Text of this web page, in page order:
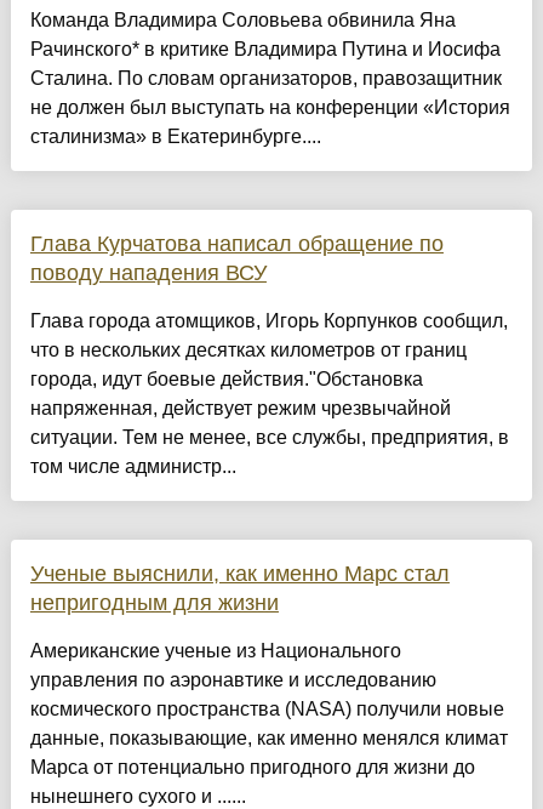
Команда Владимира Соловьева обвинила Яна
Рачинского* в критике Владимира Путина и Иосифа
Сталина. По словам организаторов, правозащитник
не должен был выступать на конференции «История
сталинизма» в Екатеринбурге....
Глава Курчатова написал обращение по
поводу нападения ВСУ
Глава города атомщиков, Игорь Корпунков сообщил,
что в нескольких десятках километров от границ
города, идут боевые действия."Обстановка
напряженная, действует режим чрезвычайной
ситуации. Тем не менее, все службы, предприятия, в
том числе администр...
Ученые выяснили, как именно Марс стал
непригодным для жизни
Американские ученые из Национального
управления по аэронавтике и исследованию
космического пространства (NASA) получили новые
данные, показывающие, как именно менялся климат
Марса от потенциально пригодного для жизни до
нынешнего сухого и ......